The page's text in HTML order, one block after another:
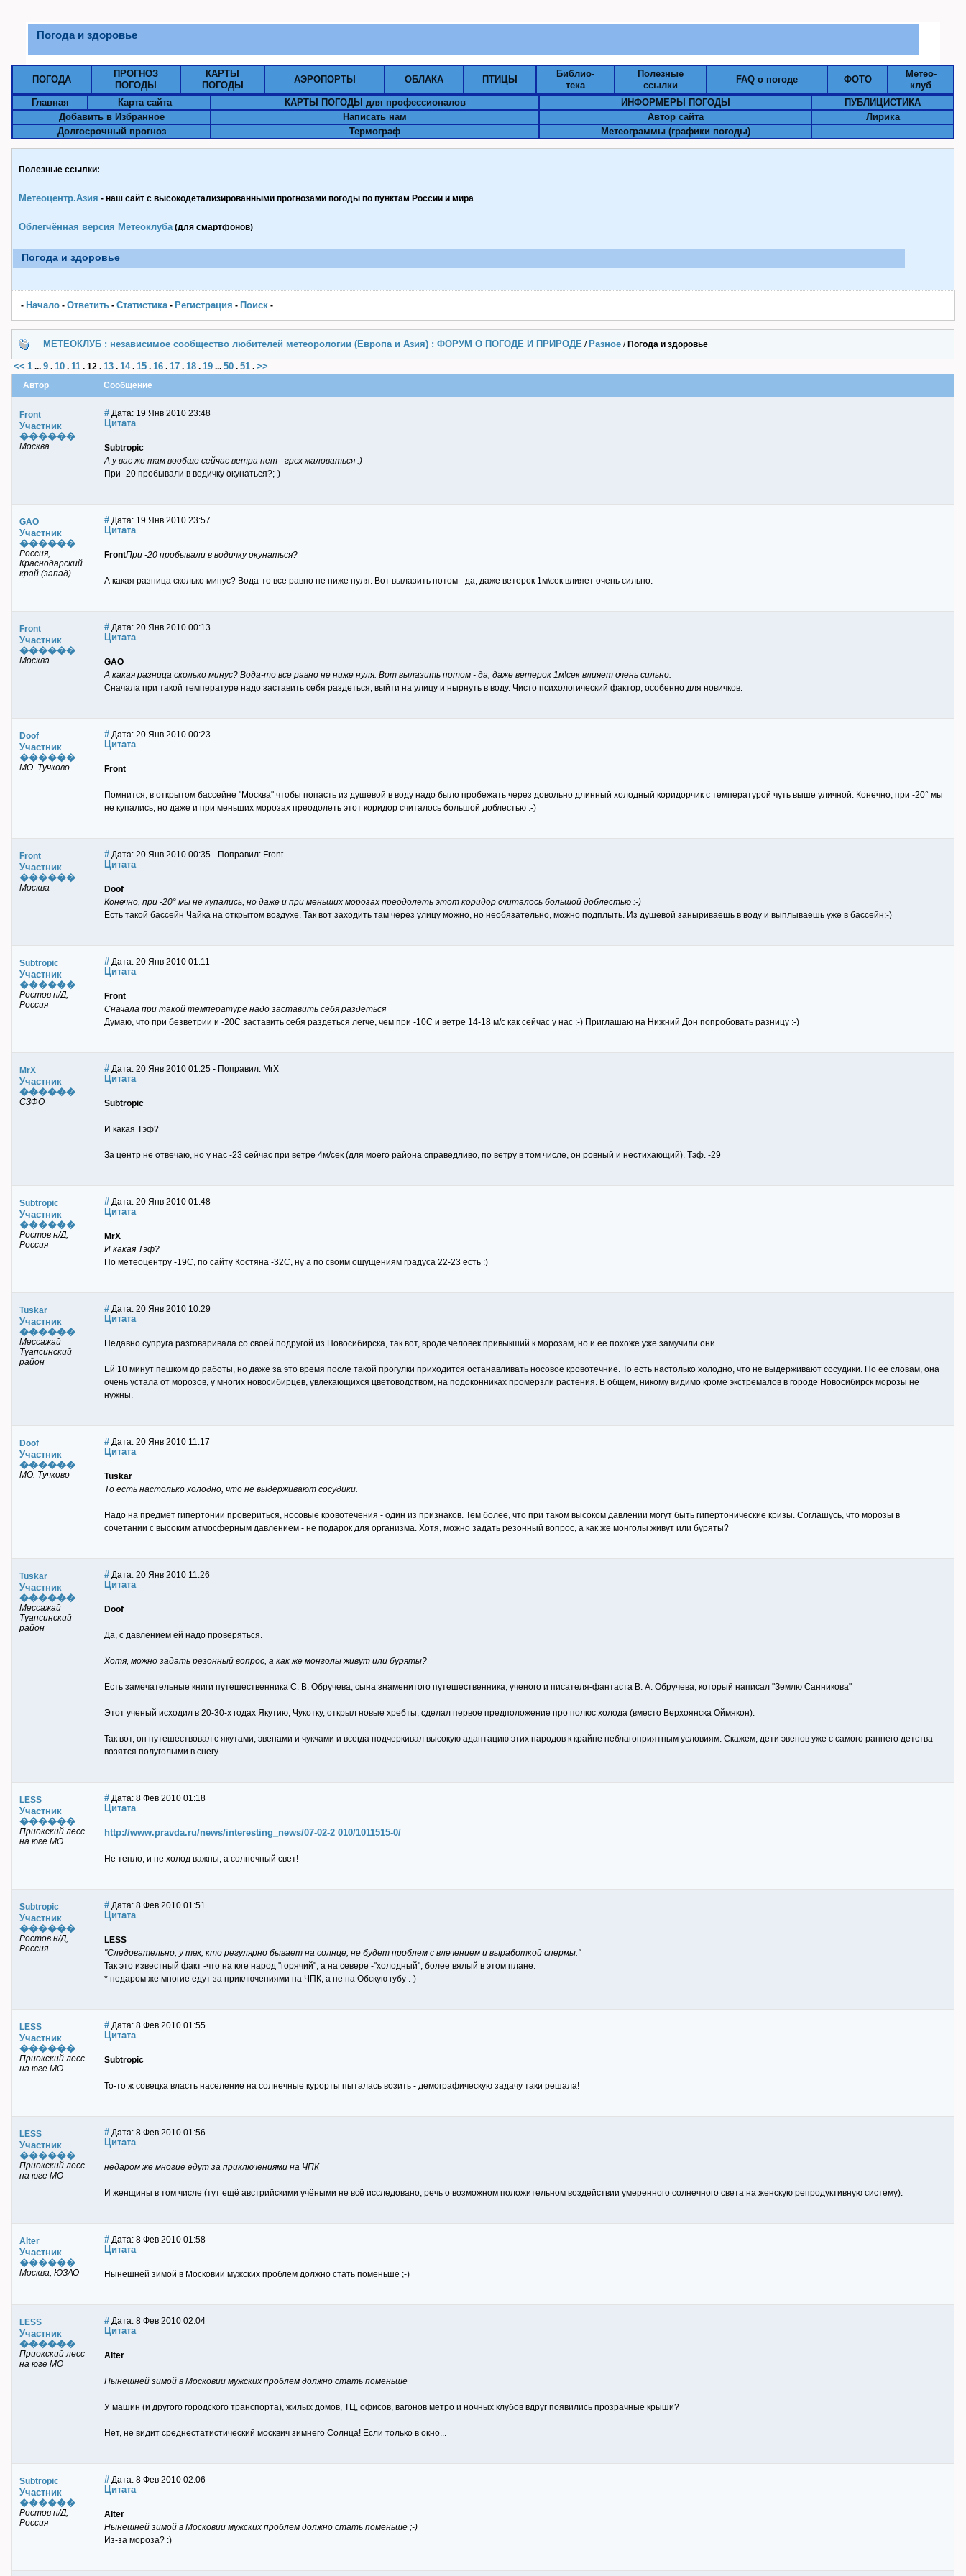
Погода и здоровье
ПОГОДА
ПРОГНОЗ
ПОГОДЫ
КАРТЫ
ПОГОДЫ
АЭРОПОРТЫ ОБЛАКА ПТИЦЫ
Библио-
тека
Полезные
ссылки
FAQ о погоде ФОТО
Метео-
клуб
Главная
Карта сайта КАРТЫ ПОГОДЫ для профессионалов ИНФОРМЕРЫ ПОГОДЫ
ПУБЛИЦИСТИКА
Добавить в Избранное
Написать нам Автор сайта
Лирика
Долгосрочный прогноз
Термограф Метеограммы (графики погоды)
Полезные ссылки:
Метеоцентр.Азия - наш сайт с высокодетализированными прогнозами погоды по пунктам Pоссии и мира
Облегчённая версия Метеоклуба(для смартфонов)
Погода и здоровье
- Начало - Ответить - Статистика- Pегистрация - Поиск -
МЕТЕОКЛУБ : независимое сообщество любителей метеорологии (Европа и Азия) : ФОРУМ О ПОГОДЕ И ПРИРОДЕ / Разное / Погода и здоровье
<< 1 ... 9 . 10 . 11 . 12 . 13 . 14. 15 . 16 . 17 . 18 . 19 ... 50 . 51 . >>
Автор Сообщение
Front
Участник
������
Москва
# Дата: 19 Янв 2010 23:48
Цитата
Subtropic
А у вас же там вообще сейчас ветра нет - грех жаловаться :)
При -20 пробывали в водичку окунаться?;-)
GAO
Участник
������
Россия,
Краснодарский
край (запад)
# Дата: 19 Янв 2010 23:57
Цитата
FrontПри -20 пробывали в водичку окунаться?
А какая разница сколько минус? Вода-то все равно не ниже нуля. Вот вылазить потом - да, даже ветерок 1м\сек влияет очень сильно.
Front
Участник
������
Москва
# Дата: 20 Янв 2010 00:13
Цитата
GAO
А какая разница сколько минус? Вода-то все равно не ниже нуля. Вот вылазить потом - да, даже ветерок 1м\сек влияет очень сильно.
Сначала при такой температуре надо заставить себя раздеться, выйти на улицу и нырнуть в воду. Чисто психологический фактор, особенно для новичков.
Doof
Участник
������
МО. Тучково
# Дата: 20 Янв 2010 00:23
Цитата
Front
Помнится, в открытом бассейне "Москва" чтобы попасть из душевой в воду надо было пробежать через довольно длинный холодный коридорчик с температурой чуть выше уличной. Конечно, при -20° мы
не купались, но даже и при меньших морозах преодолеть этот коридор считалось большой доблестью :-)
Front
Участник
������
Москва
# Дата: 20 Янв 2010 00:35 - Поправил: Front
Цитата
Doof
Конечно, при -20° мы не купались, но даже и при меньших морозах преодолеть этот коридор считалось большой доблестью :-)
Есть такой бассейн Чайка на открытом воздухе. Так вот заходить там через улицу можно, но необязательно, можно подплыть. Из душевой заныриваешь в воду и выплываешь уже в бассейн:-)
Subtropic
Участник
������
Ростов н/Д,
Россия
# Дата: 20 Янв 2010 01:11
Цитата
Front
Сначала при такой температуре надо заставить себя раздеться
Думаю, что при безветрии и -20С заставить себя раздеться легче, чем при -10С и ветре 14-18 м/с как сейчас у нас :-) Приглашаю на Нижний Дон попробовать разницу :-)
MrX
Участник
������
СЗФО
# Дата: 20 Янв 2010 01:25 - Поправил: MrX
Цитата
Subtropic
И какая Тэф?
За центр не отвечаю, но у нас -23 сейчас при ветре 4м/сек (для моего района справедливо, по ветру в том числе, он ровный и нестихающий). Тэф. -29
Subtropic
Участник
������
Ростов н/Д,
Россия
# Дата: 20 Янв 2010 01:48
Цитата
MrX
И какая Тэф?
По метеоцентру -19С, по сайту Костяна -32С, ну а по своим ощущениям градуса 22-23 есть :)
Tuskar
Участник
������
Мессажай
Туапсинский
район
# Дата: 20 Янв 2010 10:29
Цитата
Недавно супруга разговаривала со своей подругой из Новосибирска, так вот, вроде человек привыкший к морозам, но и ее похоже уже замучили они.
Ей 10 минут пешком до работы, но даже за это время после такой прогулки приходится останавливать носовое кровотечние. То есть настолько холодно, что не выдерживают сосудики. По ее словам, она
очень устала от морозов, у многих новосибирцев, увлекающихся цветоводством, на подоконниках промерзли растения. В общем, никому видимо кроме экстремалов в городе Новосибирск морозы не
нужны.
Doof
Участник
������
МО. Тучково
# Дата: 20 Янв 2010 11:17
Цитата
Tuskar
То есть настолько холодно, что не выдерживают сосудики.
Надо на предмет гипертонии провериться, носовые кровотечения - один из признаков. Тем более, что при таком высоком давлении могут быть гипертонические кризы. Соглашусь, что морозы в
сочетании с высоким атмосферным давлением - не подарок для организма. Хотя, можно задать резонный вопрос, а как же монголы живут или буряты?
Tuskar
Участник
������
Мессажай
Туапсинский
район
# Дата: 20 Янв 2010 11:26
Цитата
Doof
Да, с давлением ей надо проверяться.
Хотя, можно задать резонный вопрос, а как же монголы живут или буряты?
Есть замечательные книги путешественника С. В. Обручева, сына знаменитого путешественника, ученого и писателя-фантаста В. А. Обручева, который написал "Землю Санникова"
Этот ученый исходил в 20-30-х годах Якутию, Чукотку, открыл новые хребты, сделал первое предположение про полюс холода (вместо Верхоянска Оймякон).
Так вот, он путешествовал с якутами, эвенами и чукчами и всегда подчеркивал высокую адаптацию этих народов к крайне неблагоприятным условиям. Скажем, дети эвенов уже с самого раннего детства
возятся полуголыми в снегу.
LESS
Участник
������
Приокский лесс
на юге МО
# Дата: 8 Фев 2010 01:18
Цитата
http://www.pravda.ru/news/interesting_news/07-02-2 010/1011515-0/
Не тепло, и не холод важны, а солнечный свет!
Subtropic
Участник
������
Ростов н/Д,
Россия
# Дата: 8 Фев 2010 01:51
Цитата
LESS
"Следовательно, у тех, кто регулярно бывает на солнце, не будет проблем с влечением и выработкой спермы."
Так это известный факт -что на юге народ "горячий", а на севере -"холодный", более вялый в этом плане.
* недаром же многие едут за приключениями на ЧПК, а не на Обскую губу :-)
LESS
Участник
������
Приокский лесс
на юге МО
# Дата: 8 Фев 2010 01:55
Цитата
Subtropic
То-то ж совецка власть население на солнечные курорты пыталась возить - демографическую задачу таки решала!
LESS
Участник
������
Приокский лесс
на юге МО
# Дата: 8 Фев 2010 01:56
Цитата
недаром же многие едут за приключениями на ЧПК
И женщины в том числе (тут ещё австрийскими учёными не всё исследовано; речь о возможном положительном воздействии умеренного солнечного света на женскую репродуктивную систему).
Alter
Участник
������
Москва, ЮЗАО
# Дата: 8 Фев 2010 01:58
Цитата
Нынешней зимой в Московии мужских проблем должно стать поменьше ;-)
LESS
Участник
������
Приокский лесс
на юге МО
# Дата: 8 Фев 2010 02:04
Цитата
Alter
Нынешней зимой в Московии мужских проблем должно стать поменьше
У машин (и другого городского транспорта), жилых домов, ТЦ, офисов, вагонов метро и ночных клубов вдруг появились прозрачные крыши?
Нет, не видит среднестатистический москвич зимнего Солнца! Если только в окно...
Subtropic
Участник
������
Ростов н/Д,
Россия
# Дата: 8 Фев 2010 02:06
Цитата
Alter
Нынешней зимой в Московии мужских проблем должно стать поменьше ;-)
Из-за мороза? :)